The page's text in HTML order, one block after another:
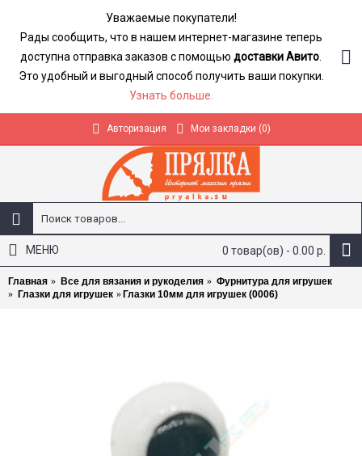
Уважаемые покупатели!
Рады сообщить, что в нашем интернет-магазине теперь
доступна отправка заказов с помощью доставки Авито
Это удобный и выгодный способ получить ваши покупки.
Узнать больше.
Авторизация Мои закладки (0)
0 товар(ов) - 0.00 р.
МЕНЮ
Главная Все для вязания и рукоделия
Фурнитура для игрушек
Глазки для игрушек
Глазки 10мм для игрушек (0006)